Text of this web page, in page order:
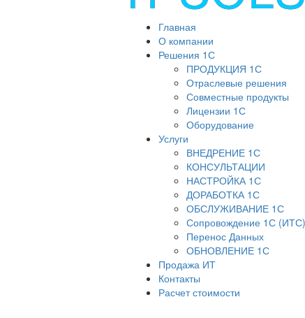
Главная
О компании
Решения 1С
ПРОДУКЦИЯ 1С
Отраслевые решения
Совместные продукты
Лицензии 1С
Оборудование
Услуги
ВНЕДРЕНИЕ 1С
КОНСУЛЬТАЦИИ
НАСТРОЙКА 1С
ДОРАБОТКА 1С
ОБСЛУЖИВАНИЕ 1С
Сопровождение 1С (ИТС)
Перенос Данных
ОБНОВЛЕНИЕ 1С
Продажа ИТ
Контакты
Расчет стоимости